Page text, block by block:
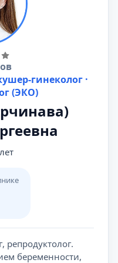
гинеколог ·
(ЭКО)
репродуктолог.
беременности,